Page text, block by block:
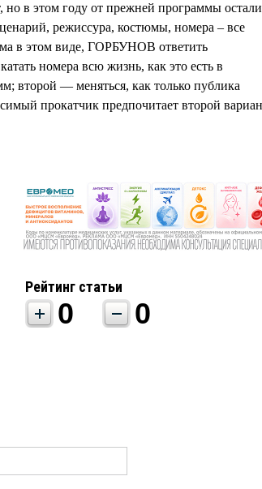
в этом году от прежней программы
режиссура, костюмы, номера – все
в этом виде, ГОРБУНОВ ответить
номера всю жизнь, как это есть в
второй — меняться, как только публика
прокатчик предпочитает второй
Рейтинг статьи
0 0